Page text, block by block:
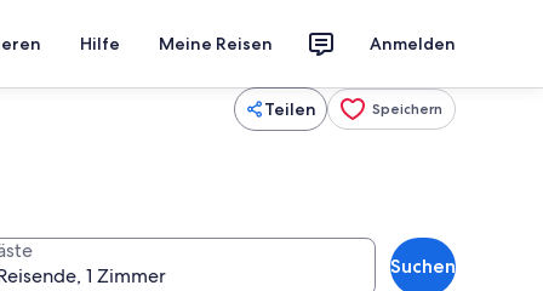
Hilfe Meine Reisen Anmelden
Teilen Speichern
Suchen